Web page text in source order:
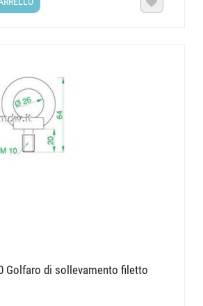
Golfaro di sollevamento filetto